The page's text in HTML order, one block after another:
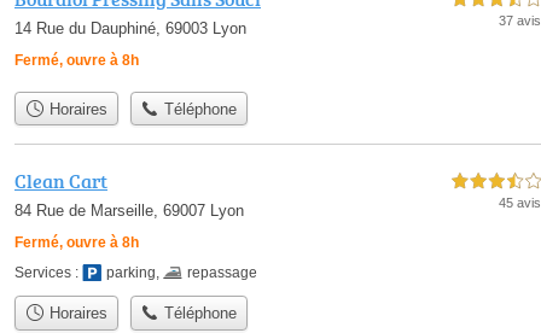
14 Rue du Dauphiné, 69003 Lyon
Fermé, ouvre à 8h
37 avis
Horaires Téléphone
Clean Cart
84 Rue de Marseille, 69007 Lyon
Fermé, ouvre à 8h
3,5 étoiles sur 5
45 avis
Services : parking, repassage
Horaires Téléphone